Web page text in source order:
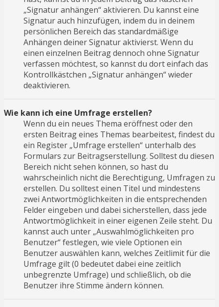
„Signatur anhängen“ aktivieren. Du kannst eine
Signatur auch hinzufügen, indem du in deinem
persönlichen Bereich das standardmäßige
Anhängen deiner Signatur aktivierst. Wenn du
einen einzelnen Beitrag dennoch ohne Signatur
verfassen möchtest, so kannst du dort einfach das
Kontrollkästchen „Signatur anhängen“ wieder
deaktivieren.
Wie kann ich eine Umfrage erstellen?
Wenn du ein neues Thema eröffnest oder den
ersten Beitrag eines Themas bearbeitest, findest du
ein Register „Umfrage erstellen“ unterhalb des
Formulars zur Beitragserstellung. Solltest du diesen
Bereich nicht sehen können, so hast du
wahrscheinlich nicht die Berechtigung, Umfragen zu
erstellen. Du solltest einen Titel und mindestens
zwei Antwortmöglichkeiten in die entsprechenden
Felder eingeben und dabei sicherstellen, dass jede
Antwortmöglichkeit in einer eigenen Zeile steht. Du
kannst auch unter „Auswahlmöglichkeiten pro
Benutzer“ festlegen, wie viele Optionen ein
Benutzer auswählen kann, welches Zeitlimit für die
Umfrage gilt (0 bedeutet dabei eine zeitlich
unbegrenzte Umfrage) und schließlich, ob die
Benutzer ihre Stimme ändern können.